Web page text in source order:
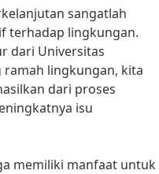
sangatlah
terhadap lingkungan.
dari Universitas
ramah lingkungan, kita
dari proses
isu
memiliki manfaat untuk